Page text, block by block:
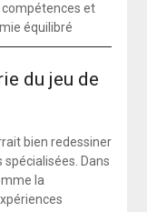
et
équilibré
du jeu de
bien redessiner
Dans
la